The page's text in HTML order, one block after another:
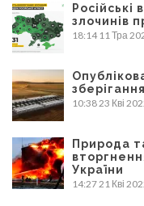
Російські
злочинів
18:14 11 Тра
10:38 23 Кві
Природа
України
14:27 21 Кві